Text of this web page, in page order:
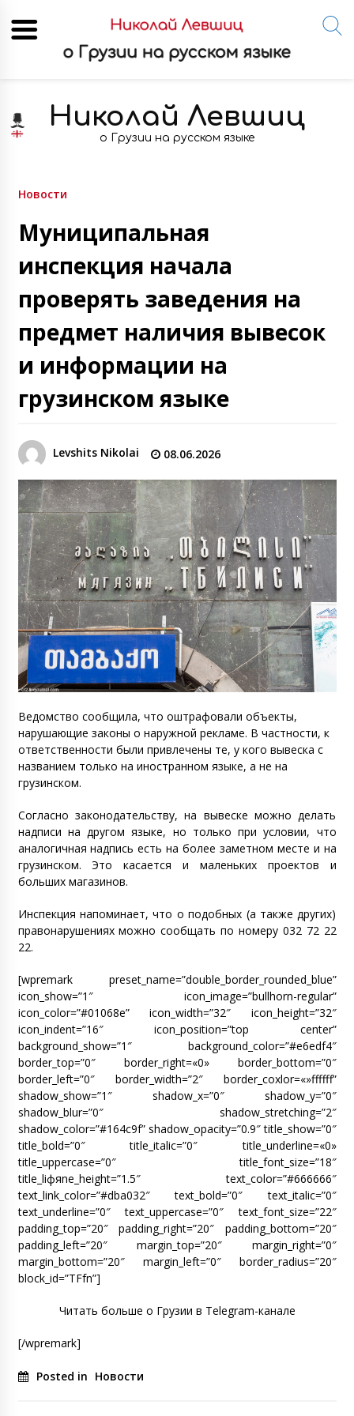
content
Николай Левшиц
о Грузии на русском языке
Новости
Муниципальная
инспекция начала
проверять заведения на
предмет наличия вывесок
и информации на
грузинском языке
Levshits Nikolai 08.06.2026
Ведомство сообщила, что оштрафовали объекты,
нарушающие законы о наружной рекламе. В частности, к
ответственности были привлечены те, у кого вывеска с
названием только на иностранном языке, а не на
грузинском.
Согласно законодательству, на вывеске можно делать
надписи на другом языке, но только при условии, что
аналогичная надпись есть на более заметном месте и на
грузинском. Это касается и маленьких проектов и
больших магазинов.
Инспекция напоминает, что о подобных (а также других)
правонарушениях можно сообщать по номеру 032 72 22
22.
[wpremark preset_name=”double_border_rounded_blue”
icon_show=”1″ icon_image=”bullhorn-regular”
icon_color=”#01068e” icon_width=”32″ icon_height=”32″
icon_indent=”16″ icon_position=”top center”
background_show=”1″ background_color=”#e6edf4″
border_top=”0″ border_right=«0» border_bottom=”0″
border_left=”0″ border_width=”2″ border_coxlor=«»ffffff”
shadow_show=”1″ shadow_x=”0″ shadow_y=”0″
shadow_blur=”0″ shadow_stretching=”2″
shadow_color=”#164c9f” shadow_opacity=”0.9″ title_show=”0″
title_bold=”0″ title_italic=”0″ title_underline=«0»
title_uppercase=”0″ title_font_size=”18″
title_liфяne_height=”1.5″ text_color=”#666666″
text_link_color=”#dba032″ text_bold=”0″ text_italic=”0″
text_underline=”0″ text_uppercase=”0″ text_font_size=”22″
padding_top=”20″ padding_right=”20″ padding_bottom=”20″
padding_left=”20″ margin_top=”20″ margin_right=”0″
margin_bottom=”20″ margin_left=”0″ border_radius=”20″
block_id=”TFfn”]
Читать больше о Грузии в Telegram-канале
[/wpremark]
Posted in Новости